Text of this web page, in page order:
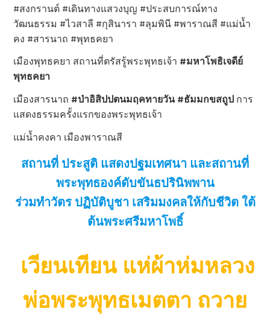
#สงกรานต์ #เดินทางแสวงบุญ #ประสบการณ์ทาง
วัฒนธรรม #ไวสาลี #กุสินารา #ลุมพินี #พาราณสี #แม่น้ำ
คง #สารนาถ #พุทธคยา
เมืองพุทธคยา สถานที่ตรัสรู้พระพุทธเจ้า #มหาโพธิเจดีย์
พุทธคยา
เมืองสารนาถ #ป่าอิสิปปตนมฤคทายวัน #ธัมมกขสถูป การ
แสดงธรรมครั้งแรกของพระพุทธเจ้า
แม่น้ำคงคา เมืองพาราณสี
สถานที่ ประสูติ แสดงปฐมเทศนา และสถานที่
พระพุทธองค์ดับขันธปรินิพพาน
ร่วมทำวัตร ปฏิบัติบูชา เสริมมงคลให้กับชีวิต ใต้
ต้นพระศรีมหาโพธิ์
เวียนเทียน แห่ผ้าห่มหลวง
พ่อพระพุทธเมตตา ถวาย